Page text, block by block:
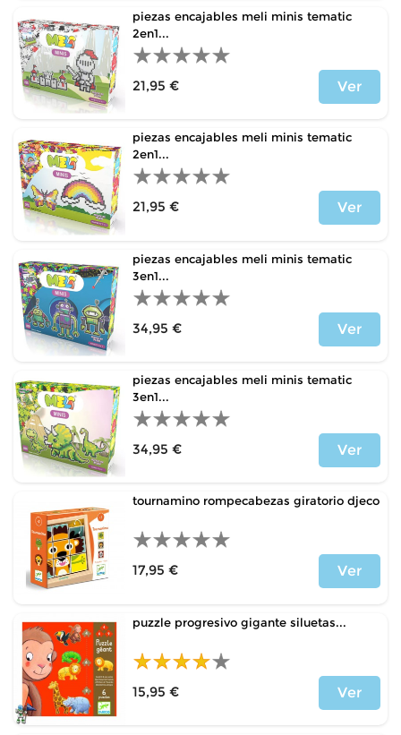
piezas encajables meli minis tematic
2en1...
21,95 €
Ver
piezas encajables meli minis tematic
2en1...
21,95 €
Ver
piezas encajables meli minis tematic
3en1...
34,95 €
Ver
piezas encajables meli minis tematic
3en1...
34,95 €
Ver
tournamino rompecabezas giratorio djeco
17,95 €
Ver
puzzle progresivo gigante siluetas...
15,95 €
Ver